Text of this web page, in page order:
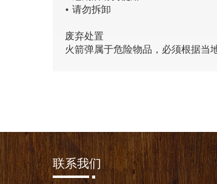
• 请勿拆卸
废弃处置
火箭弹属于危险物品，必须根据当
联系我们